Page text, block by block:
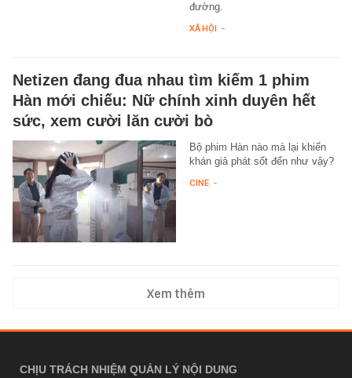
đường.
XÃ HỘI -
Netizen đang đua nhau tìm kiếm 1 phim
Hàn mới chiếu: Nữ chính xinh duyên hết
sức, xem cười lăn cười bò
Bộ phim Hàn nào mà lại khiến
khán giả phát sốt đến như vậy?
CINE -
Xem thêm
CHỊU TRÁCH NHIỆM QUẢN LÝ NỘI DUNG